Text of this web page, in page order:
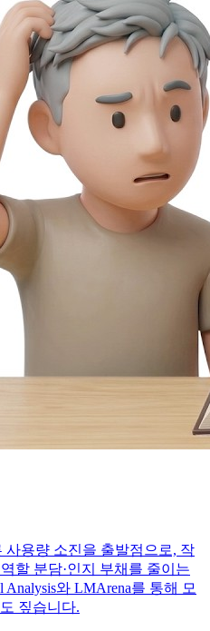
사용량 소진을 출발점으로, 작
할 분담·인지 부채를 줄이는
와 LMArena를 통해 모
짚습니다.